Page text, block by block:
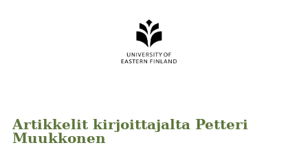
Artikkelit kirjoittajalta Petteri
Muukkonen